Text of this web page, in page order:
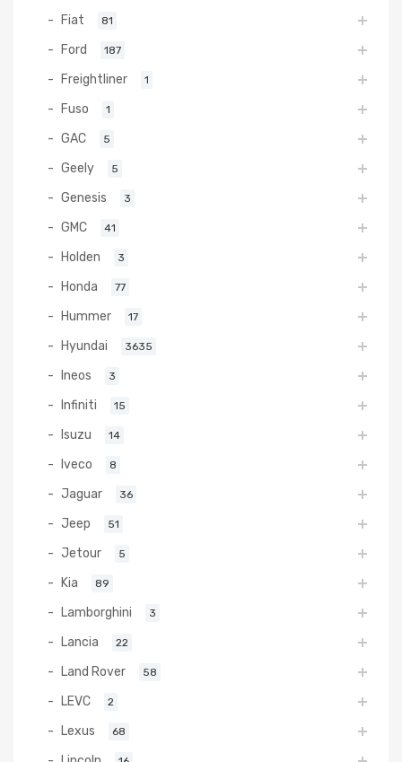
Fiat 81
Ford 187
Freightliner 1
Fuso 1
GAC 5
Geely 5
Genesis 3
GMC 41
Holden 3
Honda 77
Hummer 17
Hyundai 3635
Ineos 3
Infiniti 15
Isuzu 14
Iveco 8
Jaguar 36
Jeep 51
Jetour 5
Kia 89
Lamborghini 3
Lancia 22
Land Rover 58
LEVC 2
Lexus 68